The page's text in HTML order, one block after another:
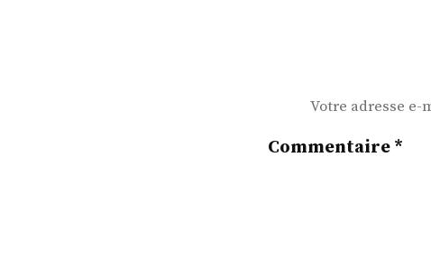
Votre adresse e-
Commentaire *